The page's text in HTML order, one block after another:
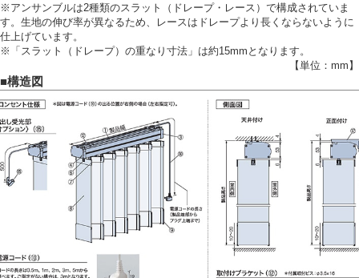
※アンサンブルは2種類のスラット（ドレープ・レース）で構成されていま
す。生地の伸び率が異なるため、レースはドレープより長くならないように
仕上げています。
※「スラット（ドレープ）の重なり寸法」は約15mmとなります。
【単位：mm】
■構造図